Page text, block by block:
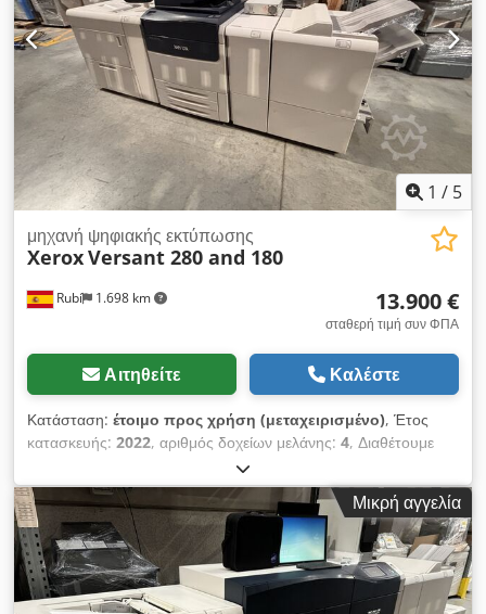
1 / 5
Rubí 1.698 km
μηχανή ψηφιακής εκτύπωσης
XeroxVersant 280 and 180
13.900 €
σταθερή τιμή συν ΦΠΑ
Αιτηθείτε Καλέστε
Κατάσταση: έτοιμο προς χρήση (μεταχειρισμένο), Έτος
κατασκευής: 2022, αριθμός δοχείων μελάνης: 4, Διαθέτουμε
Xerox Versant 280, 180 έτοιμα για αποστολή Xerox Versant
280 Ενσωματωμένος Fiery Μετρητής: 800.000 Δίσκος OHCF
(2.000 φύλλα) Chjdpfxstiyqus Al Sja Finisher με βιβλιοδετικό
Τιμή: 15.000€ Διαθέσιμος και ο Xerox Versant 180 Xerox
Versant 180 Τροφοδότης 2.000 φύλλων Εξωτερικός Fiery
Finisher με βιβλιοδετικό Μετρητής: 1,1 εκατ. Τιμή: 4.900€ Για
περισσότερες πληροφορίες, επικοινωνήστε μαζί μου.
Μικρή αγγελία